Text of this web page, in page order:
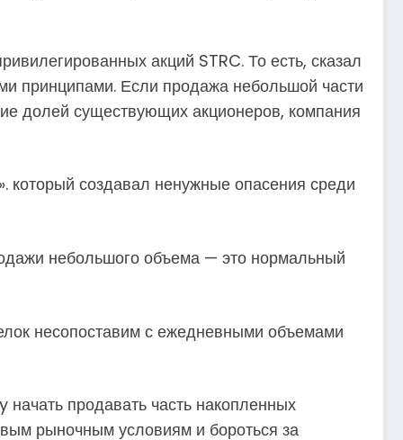
акций STRC. То есть, сказал
принципами. Если продажа небольшой части
долей существующих акционеров, компания
который создавал ненужные опасения среди
небольшого объема — это нормальный
несопоставим с ежедневными объемами
продавать часть накопленных
рыночным условиям и бороться за